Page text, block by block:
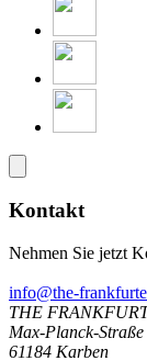
Kontakt
Nehmen Sie jetzt
info@the-
THE
Max-Planck-Straße
61184 Karben